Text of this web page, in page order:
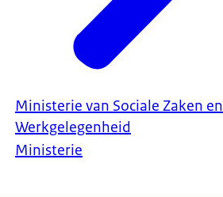
Ministerie van Sociale Zaken en
Werkgelegenheid
Ministerie